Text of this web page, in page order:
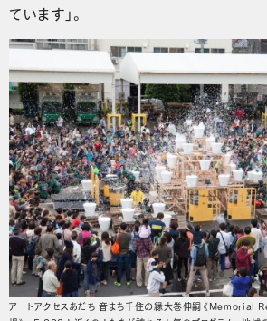
ています」。
アートアクセスあだち 音まち千住の縁大巻伸嗣《